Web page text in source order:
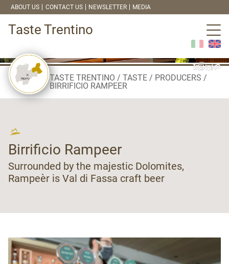
ABOUT US CONTACT US NEWSLETTER MEDIA
Taste Trentino
TASTE TRENTINO TASTE
PRODUCERS
BIRRIFICIO RAMPEER
Birrificio Rampeer
Surrounded by the majestic Dolomites,
Rampeèr is Val di Fassa craft beer